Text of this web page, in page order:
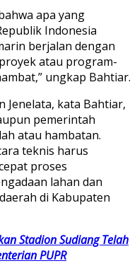
apa yang
Indonesia
berjalan dengan
atau program-
ungkap Bahtiar.
Jenelata, kata Bahtiar,
pemerintah
atau hambatan.
teknis harus
proses
lahan dan
di Kabupaten
Stadion Sudiang Telah
PUPR